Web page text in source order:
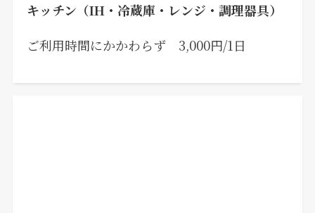
キッチン（IH・冷蔵庫・レンジ・調理器具）
ご利用時間にかかわらず 3,000円/1日